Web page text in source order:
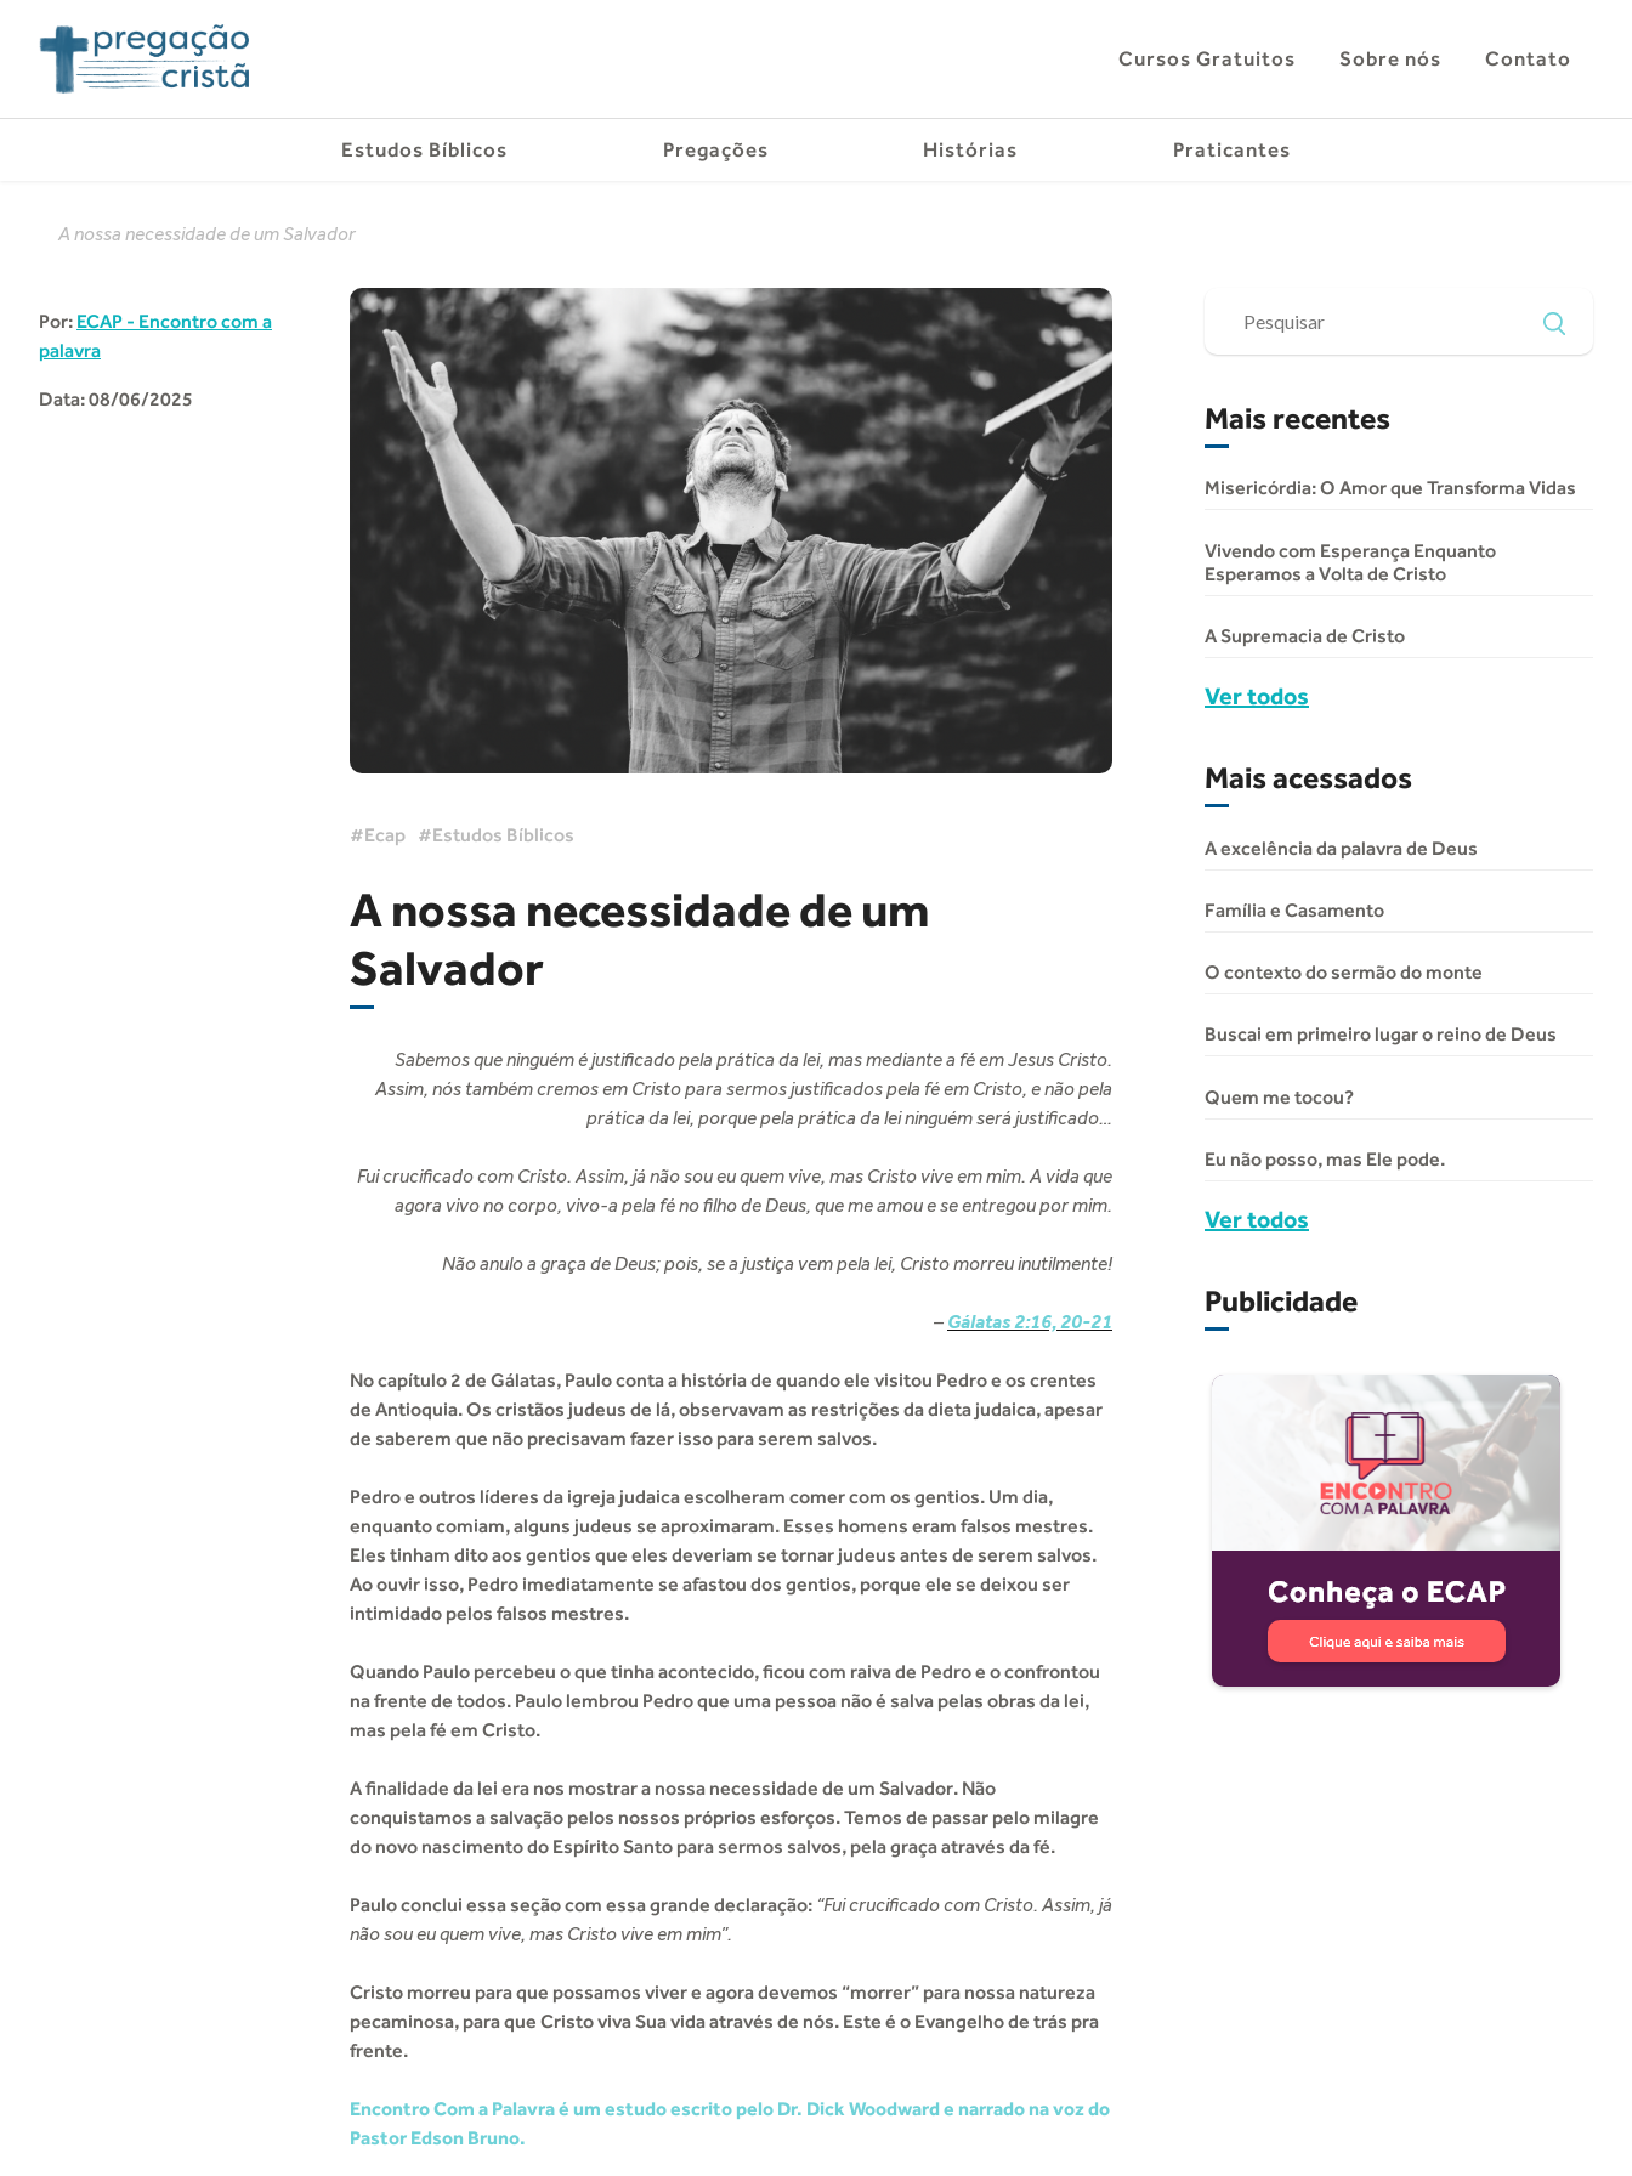
Cursos Gratuitos Sobre nós Contato
Estudos Bíblicos Pregações Histórias Praticantes
A nossa necessidade de um Salvador
Por: ECAP - Encontro com a
palavra
Data: 08/06/2025
Ecap Estudos Bíblicos
A nossa necessidade de um
Salvador
Sabemos que ninguém é justificado pela prática da lei, mas mediante a fé em Jesus Cristo.
Assim, nós também cremos em Cristo para sermos justificados pela fé em Cristo, e não pela
prática da lei, porque pela prática da lei ninguém será justificado…
Fui crucificado com Cristo. Assim, já não sou eu quem vive, mas Cristo vive em mim. A vida que
agora vivo no corpo, vivo-a pela fé no filho de Deus, que me amou e se entregou por mim.
Não anulo a graça de Deus; pois, se a justiça vem pela lei, Cristo morreu inutilmente!
– Gálatas 2:16, 20-21
No capítulo 2 de Gálatas, Paulo conta a história de quando ele visitou Pedro e os crentes
de Antioquia. Os cristãos judeus de lá, observavam as restrições da dieta judaica, apesar
de saberem que não precisavam fazer isso para serem salvos.
Pedro e outros líderes da igreja judaica escolheram comer com os gentios. Um dia,
enquanto comiam, alguns judeus se aproximaram. Esses homens eram falsos mestres.
Eles tinham dito aos gentios que eles deveriam se tornar judeus antes de serem salvos.
Ao ouvir isso, Pedro imediatamente se afastou dos gentios, porque ele se deixou ser
intimidado pelos falsos mestres.
Quando Paulo percebeu o que tinha acontecido, ficou com raiva de Pedro e o confrontou
na frente de todos. Paulo lembrou Pedro que uma pessoa não é salva pelas obras da lei,
mas pela fé em Cristo.
A finalidade da lei era nos mostrar a nossa necessidade de um Salvador. Não
conquistamos a salvação pelos nossos próprios esforços. Temos de passar pelo milagre
do novo nascimento do Espírito Santo para sermos salvos, pela graça através da fé.
Paulo conclui essa seção com essa grande declaração: “Fui crucificado com Cristo. Assim, já
não sou eu quem vive, mas Cristo vive em mim”.
Cristo morreu para que possamos viver e agora devemos “morrer” para nossa natureza
pecaminosa, para que Cristo viva Sua vida através de nós. Este é o Evangelho de trás pra
frente.
Encontro Com a Palavra é um estudo escrito pelo Dr. Dick Woodward e narrado na voz do
Pastor Edson Bruno.
Mais recentes
Misericórdia: O Amor que Transforma Vidas
Vivendo com Esperança Enquanto
Esperamos a Volta de Cristo
A Supremacia de Cristo
Ver todos
Mais acessados
A excelência da palavra de Deus
Família e Casamento
O contexto do sermão do monte
Buscai em primeiro lugar o reino de Deus
Quem me tocou?
Eu não posso, mas Ele pode.
Ver todos
Publicidade